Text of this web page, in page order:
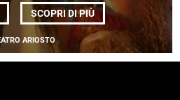
SCOPRI DI PIÙDI
C'MON
TIGRE
ARIOSTO